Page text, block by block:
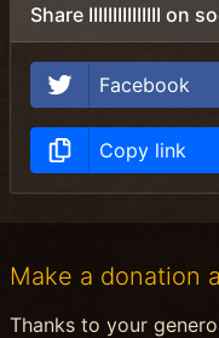
Share IIIIIIIIIIIIIII on
Facebook
Copy link
Make a donation
Thanks to your